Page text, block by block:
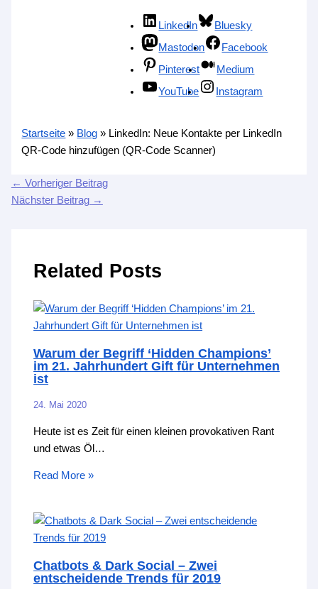
LinkedIn
Bluesky
Mastodon
Facebook
Pinterest
Medium
YouTube
Instagram
Startseite » Blog » LinkedIn: Neue Kontakte per LinkedIn
QR-Code hinzufügen (QR-Code Scanner)
← Vorheriger Beitrag
Nächster Beitrag →
Related Posts
Warum der Begriff ‘Hidden Champions’
im 21. Jahrhundert Gift für Unternehmen
ist
24. Mai 2020
Heute ist es Zeit für einen kleinen provokativen Rant
und etwas Öl…
Read More »
Chatbots & Dark Social – Zwei
entscheidende Trends für 2019